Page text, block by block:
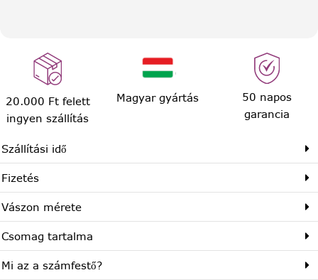
20.000 Ft felett
ingyen szállítás
Magyar gyártás
50 napos
garancia
Szállítási idő
Fizetés
Vászon mérete
Csomag tartalma
Mi az a számfestő?